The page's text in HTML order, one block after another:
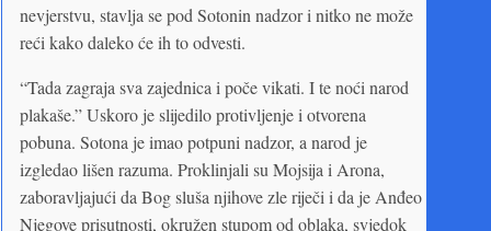
nevjerstvu, stavlja se pod Sotonin nadzor i nitko ne može
reći kako daleko će ih to odvesti.
“Tada zagraja sva zajednica i poče vikati. I te noći narod
plakaše.” Uskoro je slijedilo protivljenje i otvorena
pobuna. Sotona je imao potpuni nadzor, a narod je
izgledao lišen razuma. Proklinjali su Mojsija i Arona,
zaboravljajući da Bog sluša njihove zle riječi i da je Anđeo
Njegove prisutnosti, okružen stupom od oblaka, svjedok